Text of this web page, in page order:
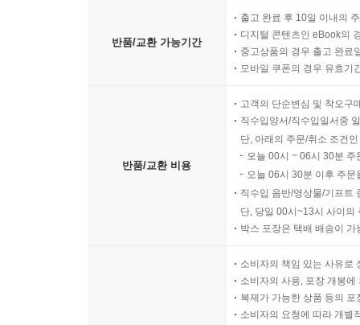
반품/교환 가능기간
출고 완료 후 10일 이내의
디지털 콘텐츠인 eBook의
중고상품의 경우 출고 완료
모바일 쿠폰의 경우 유효기
반품/교환 비용
고객의 단순변심 및 착오구
직수입양서/직수입일서중
단, 아래의 주문/취소 조건
오늘 00시 ~ 06시 30분
오늘 06시 30분 이후 주
직수입 음반/영상물/기프트
단, 당일 00시~13시 사이의
박스 포장은 택배 배송이
소비자의 책임 있는 사유로
소비자의 사용, 포장 개봉
복제가 가능한 상품 등의
소비자의 요청에 따라 개별